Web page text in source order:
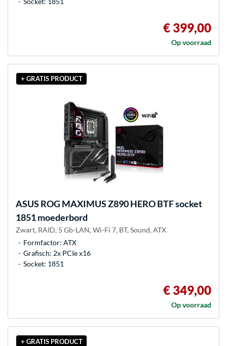
€ 399,00
Op voorraad
+ GRATIS PRODUCT
ASUS ROG MAXIMUS Z890 HERO BTF socket
1851 moederbord
Zwart, RAID, 5 Gb-LAN, Wi-Fi 7, BT, Sound, ATX
Formfactor: ATX
Grafisch: 2x PCIe x16
Socket: 1851
€ 349,00
Op voorraad
+ GRATIS PRODUCT